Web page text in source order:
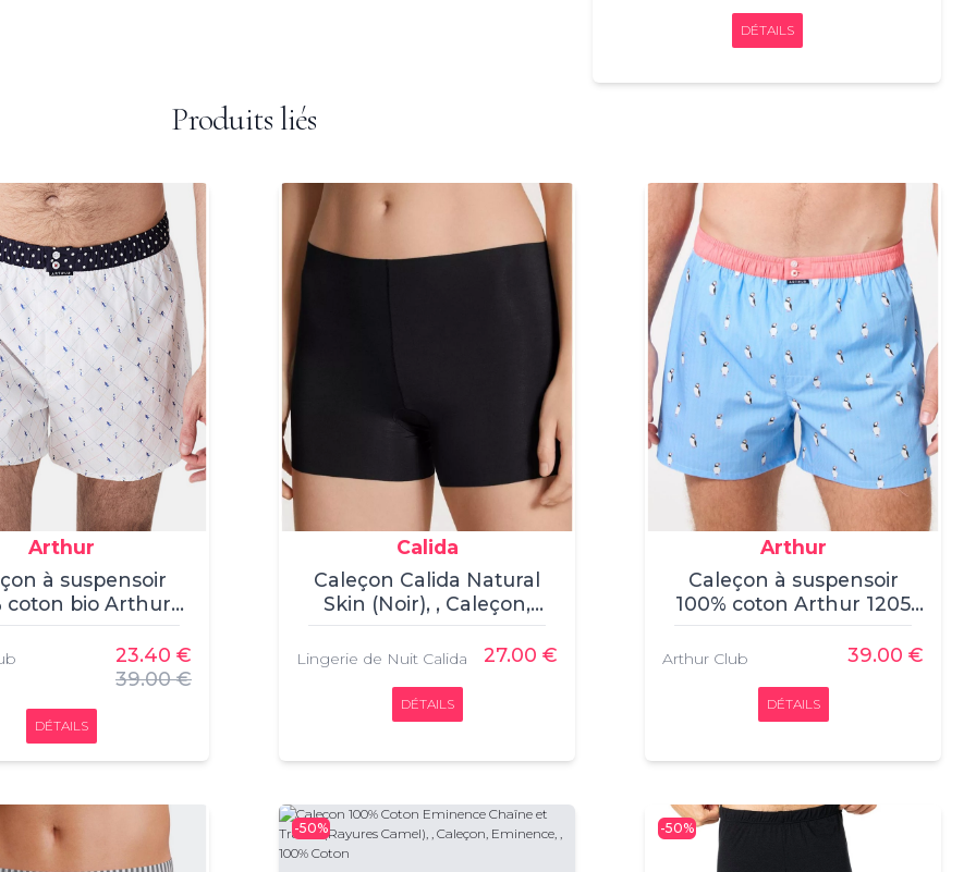
DÉTAILS
Produits liés
Arthur
à suspensoir
coton bio Arthur
, Caleçon, Arthur, ,
100% coton23.40 €
39.00 €
DÉTAILS
Calida
Caleçon Calida Natural
Skin (Noir), , Caleçon,
Calida, , 80% TENCEL,
Modal 20% ROICA,
Lingerie de Nuit Calida 27.00 €
DÉTAILS
Arthur
Caleçon à suspensoir
100% coton Arthur 1205
(Multicolore), , Caleçon,
Arthur, , 100% coton
Arthur Club 39.00 €
DÉTAILS
-50% -50%